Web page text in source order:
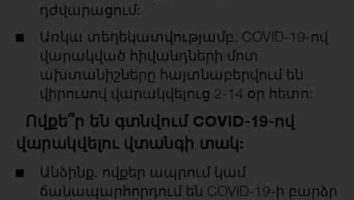
դժվարացում:
Առկա տեղեկատվությամբ, COVID-19-ով
վարակված հիվանդների մոտ
ախտանիշները հայտնաբերվում են
վիրուսով վարակվելուց 2-14 օր հետո:
Ովքե՞ր են գտնվում COVID-19-ով
վարակվելու վտանգի տակ:
Անձինք, ովքեր ապրում կամ
ճանապարհորդում են COVID-19-ի բարձր